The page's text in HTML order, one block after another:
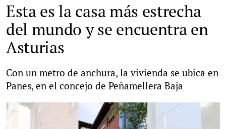
Esta es la casa más estrecha
del mundo y se encuentra en
Asturias
Con un metro de anchura, la vivienda se ubica en
Panes, en el concejo de Peñamellera Baja